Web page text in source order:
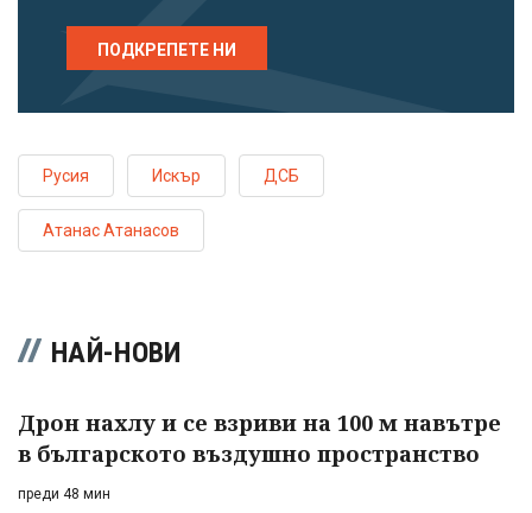
ПОДКРЕПЕТЕ НИ
Русия Искър ДСБ
Атанас Атанасов
НАЙ-НОВИ
Дрон нахлу и се взриви на 100 м навътре
в българското въздушно пространство
преди 48 мин